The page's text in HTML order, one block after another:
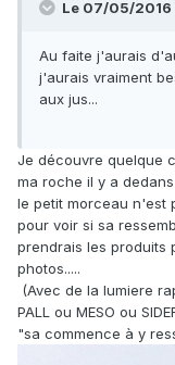
Le 07/05/2016
Au faite j'aurais
j'aurais vraiment
aux jus...
Je découvre quelque
ma roche il y a
le petit morceau n'est
pour voir si sa
prendrais les produits
photos.....
(Avec de la lumiere
PALL ou MESO ou
"sa commence à y